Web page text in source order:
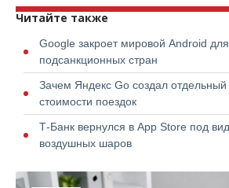
Читайте также
Google закроет мировой Android
подсанкционных стран
Зачем Яндекс Go создал отдельный
стоимости поездок
Т-Банк вернулся в App Store под
воздушных шаров